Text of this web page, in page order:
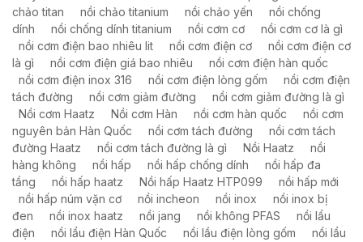
chảo titan
nồi chảo titanium nồi chảo yến
nồi chống
dính
nồi chống dính titanium nồi cơm cơ
nồi cơm cơ là gì
nồi cơm điện bao nhiêu lit
nồi cơm điện cơ
nồi cơm điện cơ
là gì
nồi cơm điện giá bao nhiêu
nồi cơm điện hàn quốc
nồi cơm điện inox 316
nồi cơm điện lòng gốm
nồi cơm điện
tách đường
nồi cơm giảm đường
nồi cơm giảm đường là gì
Nồi cơm Haatz
Nồi cơm Hàn nồi cơm hàn quốc
nồi cơm
nguyên bản Hàn Quốc
nồi cơm tách đường
nồi cơm tách
đường Haatz
nồi cơm tách đường là gì Nồi Haatz
nồi
hàng không
nồi hấp nồi hấp chống dính
nồi hấp đa
tầng
nồi hấp haatz Nồi hấp Haatz HTP099
nồi hấp mới
nồi hấp núm vặn cơ
nồi incheon nồi inox
nồi inox bị
đen
nồi inox haatz nồi jang nồi không PFAS
nồi lẩu
điện
nồi lẩu điện Hàn Quốc nồi lầu điện lòng gốm
nồi lẩu